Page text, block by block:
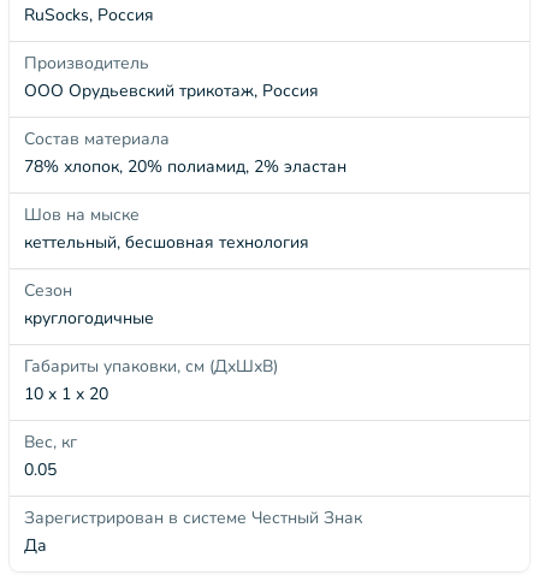
RuSocks, Россия
Производитель
ООО Орудьевский трикотаж, Россия
Состав материала
78% хлопок, 20% полиамид, 2% эластан
Шов на мыске
кеттельный, бесшовная технология
Сезон
круглогодичные
Габариты упаковки, см (ДхШхВ)
10 x 1 x 20
Вес, кг
0.05
Зарегистрирован в системе Честный Знак
Да